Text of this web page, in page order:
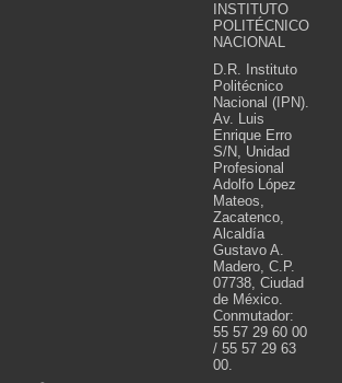
INSTITUTO
POLITÉCNICO
NACIONAL
D.R. Instituto
Politécnico
Nacional (IPN).
Av. Luis
Enrique Erro
S/N, Unidad
Profesional
Adolfo López
Mateos,
Zacatenco,
Alcaldía
Gustavo A.
Madero, C.P.
07738, Ciudad
de México.
Conmutador:
55 57 29 60 00
/ 55 57 29 63
00.